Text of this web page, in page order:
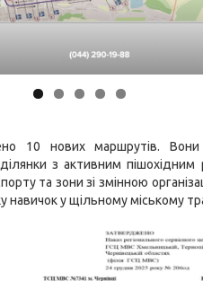
10 нових маршрутів.
з активним пішохідним
та зони зі змінною
навичок у щільному міському